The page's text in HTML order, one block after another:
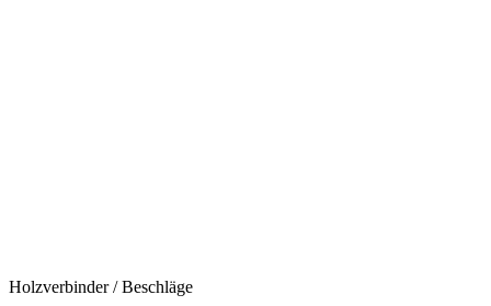
Holzverbinder / Beschläge